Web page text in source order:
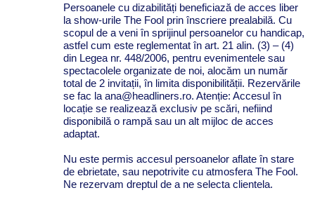
Persoanele cu dizabilități beneficiază de acces liber
la show-urile The Fool prin înscriere prealabilă. Cu
scopul de a veni în sprijinul persoanelor cu handicap,
astfel cum este reglementat în art. 21 alin. (3) – (4)
din Legea nr. 448/2006, pentru evenimentele sau
spectacolele organizate de noi, alocăm un număr
total de 2 invitații, în limita disponibilității. Rezervările
se fac la ana@headliners.ro. Atenție: Accesul în
locație se realizează exclusiv pe scări, nefiind
disponibilă o rampă sau un alt mijloc de acces
adaptat.
Nu este permis accesul persoanelor aflate în stare
de ebrietate, sau nepotrivite cu atmosfera The Fool.
Ne rezervam dreptul de a ne selecta clientela.